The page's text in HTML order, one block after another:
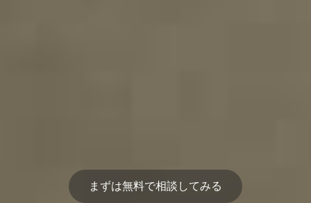
まずは無料で相談してみる